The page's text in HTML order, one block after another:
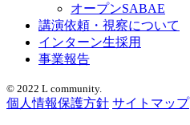
オープンSABAE
講演依頼・視察について
インターン生採用
事業報告
© 2022 L community.
個人情報保護方針 サイトマップ